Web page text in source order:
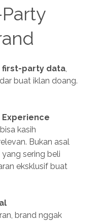
first-party data,
buat iklan doang.
Experience
kasih
Bukan asal
sering beli
eksklusif buat
brand nggak